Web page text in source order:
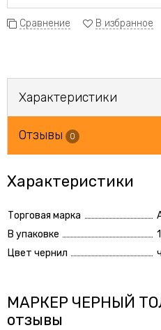
Сравнение В избранное
Характеристики
Отзывы 0
Характеристики
Торговая марка
В упаковке
Цвет чернил
МАРКЕР ЧЕРНЫЙ
отзывы